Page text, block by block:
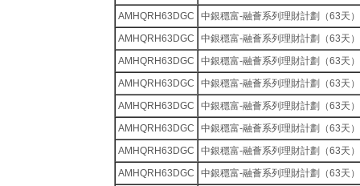
AMHQRH63DGC
中銀穩富-融薈系列理財計劃（63天）
AMHQRH63DGC
中銀穩富-融薈系列理財計劃（63天）
AMHQRH63DGC
中銀穩富-融薈系列理財計劃（63天）
AMHQRH63DGC
中銀穩富-融薈系列理財計劃（63天）
AMHQRH63DGC
中銀穩富-融薈系列理財計劃（63天）
AMHQRH63DGC
中銀穩富-融薈系列理財計劃（63天）
AMHQRH63DGC
中銀穩富-融薈系列理財計劃（63天）
AMHQRH63DGC
中銀穩富-融薈系列理財計劃（63天）